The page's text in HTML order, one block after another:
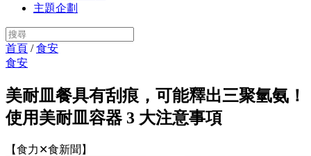
主題企劃
首頁 /食安
食安
美耐皿餐具有刮痕，可能釋出三聚氫氨！
使用美耐皿容器 3 大注意事項
【食力✕食新聞】